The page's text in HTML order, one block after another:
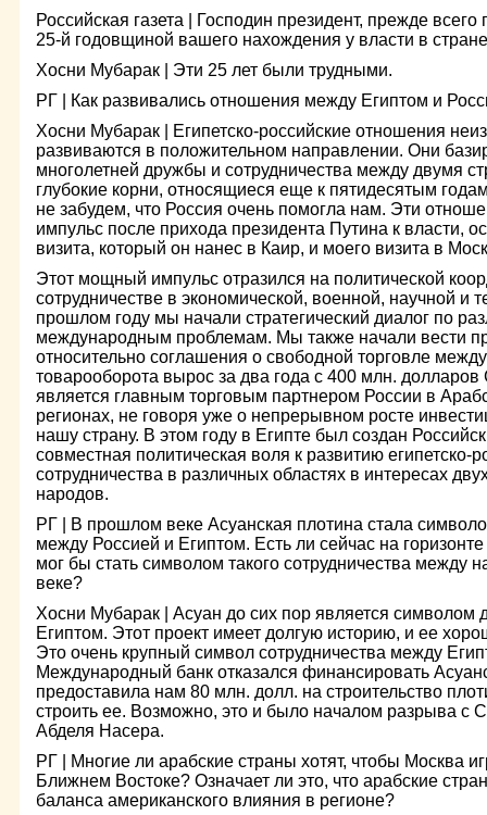
Российская газета | Господин президент, прежде всего
25-й годовщиной вашего нахождения у власти в
Хосни Мубарак | Эти 25 лет были трудными.
РГ | Как развивались отношения между Египтом и
Хосни Мубарак | Египетско-российские отношения
развиваются в положительном направлении. Они
многолетней дружбы и сотрудничества между двумя
глубокие корни, относящиеся еще к пятидесятым
не забудем, что Россия очень помогла нам. Эти
импульс после прихода президента Путина к власти,
визита, который он нанес в Каир, и моего визита в
Этот мощный импульс отразился на политической
сотрудничестве в экономической, военной, научной и
прошлом году мы начали стратегический диалог по
международным проблемам. Мы также начали вести
относительно соглашения о свободной торговле
товарооборота вырос за два года с 400 млн.
является главным торговым партнером России в
регионах, не говоря уже о непрерывном росте
нашу страну. В этом году в Египте был создан
совместная политическая воля к развитию египетско-
сотрудничества в различных областях в интересах
народов.
РГ | В прошлом веке Асуанская плотина стала
между Россией и Египтом. Есть ли сейчас на
мог бы стать символом такого сотрудничества между
веке?
Хосни Мубарак | Асуан до сих пор является
Египтом. Этот проект имеет долгую историю, и ее
Это очень крупный символ сотрудничества между
Международный банк отказался финансировать
предоставила нам 80 млн. долл. на строительство
строить ее. Возможно, это и было началом разрыва
Абделя Насера.
РГ | Многие ли арабские страны хотят, чтобы Москва
Ближнем Востоке? Означает ли это, что арабские
баланса американского влияния в регионе?